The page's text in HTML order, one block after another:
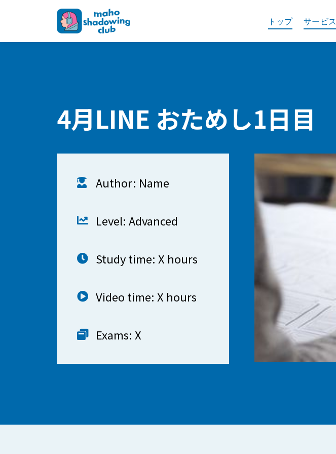
トップ サービス
4月LINE おためし1日目
Author: Name
Level: Advanced
Study time: X hours
Video time: X hours
Exams: X